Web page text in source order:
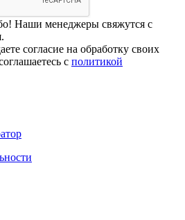
Наши менеджеры свяжутся с
согласие на обработку своих
с политикой